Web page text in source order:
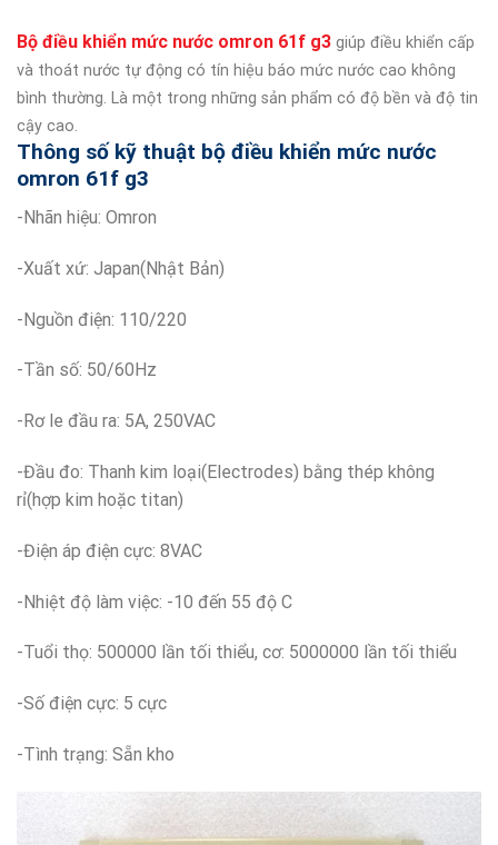
Bộ điều khiển mức nước omron 61f g3 giúp điều khiển cấp
và thoát nước tự động có tín hiệu báo mức nước cao không
bình thường. Là một trong những sản phẩm có độ bền và độ tin
cậy cao.
Thông số kỹ thuật bộ điều khiển mức nước
omron 61f g3
-Nhãn hiệu: Omron
-Xuất xứ: Japan(Nhật Bản)
-Nguồn điện: 110/220
-Tần số: 50/60Hz
-Rơ le đầu ra: 5A, 250VAC
-Đầu đo: Thanh kim loại(Electrodes) bằng thép không
rỉ(hợp kim hoặc titan)
-Điện áp điện cực: 8VAC
-Nhiệt độ làm việc: -10 đến 55 độ C
-Tuổi thọ: 500000 lần tối thiểu, cơ: 5000000 lần tối thiểu
-Số điện cực: 5 cực
-Tình trạng: Sẵn kho